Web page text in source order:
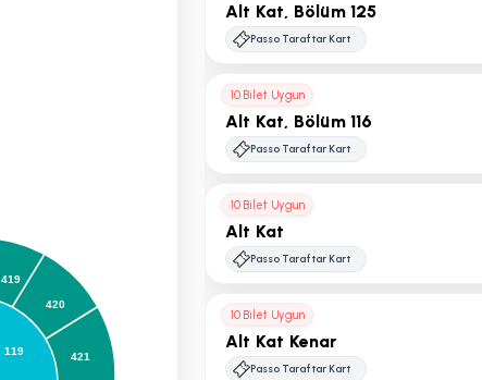
119
419
420
421
Alt Kat, Bölüm 125
Passo Taraftar Kart
10 Bilet Uygun
Alt Kat, Bölüm 116
Passo Taraftar Kart
10 Bilet Uygun
Alt Kat
Passo Taraftar Kart
10 Bilet Uygun
Alt Kat Kenar
Passo Taraftar Kart